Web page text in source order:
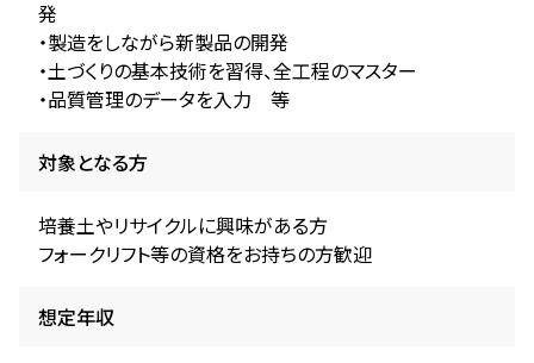
発
・製造をしながら新製品の開発
・土づくりの基本技術を習得、全工程のマスター
・品質管理のデータを入力 等
対象となる方
培養土やリサイクルに興味がある方
フォークリフト等の資格をお持ちの方歓迎
想定年収